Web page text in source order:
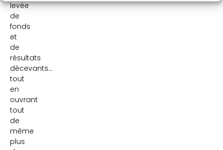
levée
de
fonds
et
de
résultats
décevants…
tout
en
ouvrant
tout
de
même
plus